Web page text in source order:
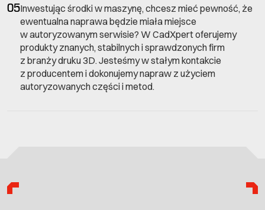
05Inwestując środki w maszynę, chcesz mieć pewność, że
ewentualna naprawa będzie miała miejsce
w autoryzowanym serwisie? W CadXpert oferujemy
produkty znanych, stabilnych i sprawdzonych firm
z branży druku 3D. Jesteśmy w stałym kontakcie
z producentem i dokonujemy napraw z użyciem
autoryzowanych części i metod.